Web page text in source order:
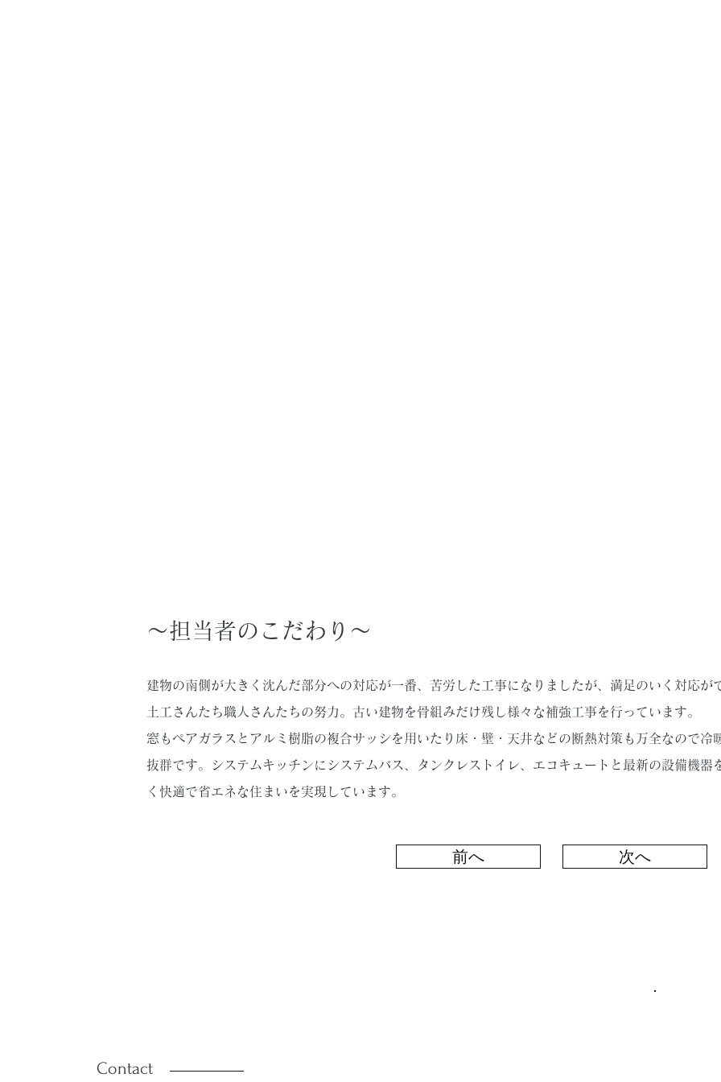
～担当者のこだわり～
建物の南側が大きく沈んだ部分への対応が一番、苦労した工事になりましたが、満足のいく対応が
土工さんたち職人さんたちの努力。古い建物を骨組みだけ残し様々な補強工事を行っています。
窓もペアガラスとアルミ樹脂の複合サッシを用いたり床・壁・天井などの断熱対策も万全なので冷
抜群です。システムキッチンにシステムバス、タンクレストイレ、エコキュートと最新の設備機器
く快適で省エネな住まいを実現しています。
前へ 次へ
Contact